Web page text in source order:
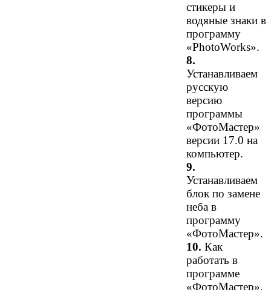
стикеры и
водяные знаки в
программу
«PhotoWorks».
8.
Устанавливаем
русскую
версию
программы
«ФотоМастер»
версии 17.0 на
компьютер.
9.
Устанавливаем
блок по замене
неба в
программу
«ФотоМастер».
10. Как
работать в
программе
«ФотоМастер»,